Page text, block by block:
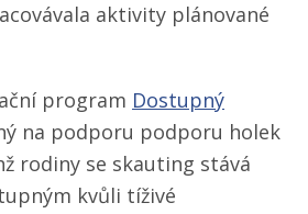
aktivity plánované
program Dostupný
na podporu podporu holek
rodiny se skauting stává
kvůli tíživé